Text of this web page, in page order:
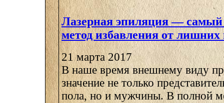
Лазерная эпиляция —
метод избавления от лишних
21 марта 2017
В наше время внешнему виду
значение не только
пола, но и мужчины. В полной